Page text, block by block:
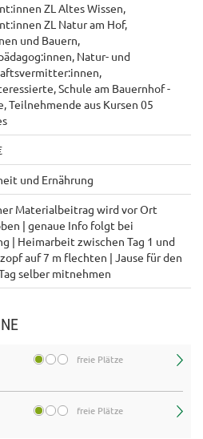
ZL Altes Wissen,
ZL Natur am Hof,
und Bauern,
Natur- und
Schule am Bauernhof -
Teilnehmende aus Kursen 05
und Ernährung
Materialbeitrag wird vor Ort
| genaue Info folgt bei
| Heimarbeit zwischen Tag 1 und
auf 7 m flechten | Jause für den
selber mitnehmen
freie Plätze
freie Plätze